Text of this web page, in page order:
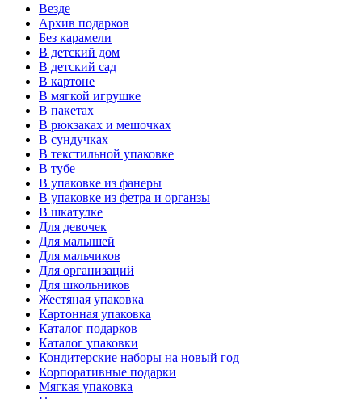
Везде
Архив подарков
Без карамели
В детский дом
В детский сад
В картоне
В мягкой игрушке
В пакетах
В рюкзаках и мешочках
В сундучках
В текстильной упаковке
В тубе
В упаковке из фанеры
В упаковке из фетра и органзы
В шкатулке
Для девочек
Для малышей
Для мальчиков
Для организаций
Для школьников
Жестяная упаковка
Картонная упаковка
Каталог подарков
Каталог упаковки
Кондитерские наборы на новый год
Корпоративные подарки
Мягкая упаковка